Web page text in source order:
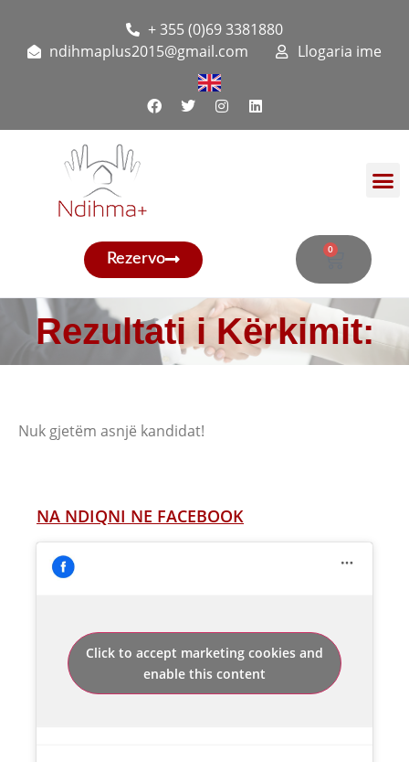
+ 355 (0)69 3381880
ndihmaplus2015@gmail.com
Llogaria ime
Rezervo
0
Rezultati i Kërkimit:
Nuk gjetëm asnjë kandidat!
NA NDIQNI NE FACEBOOK
Click to accept marketing cookies and
enable this content